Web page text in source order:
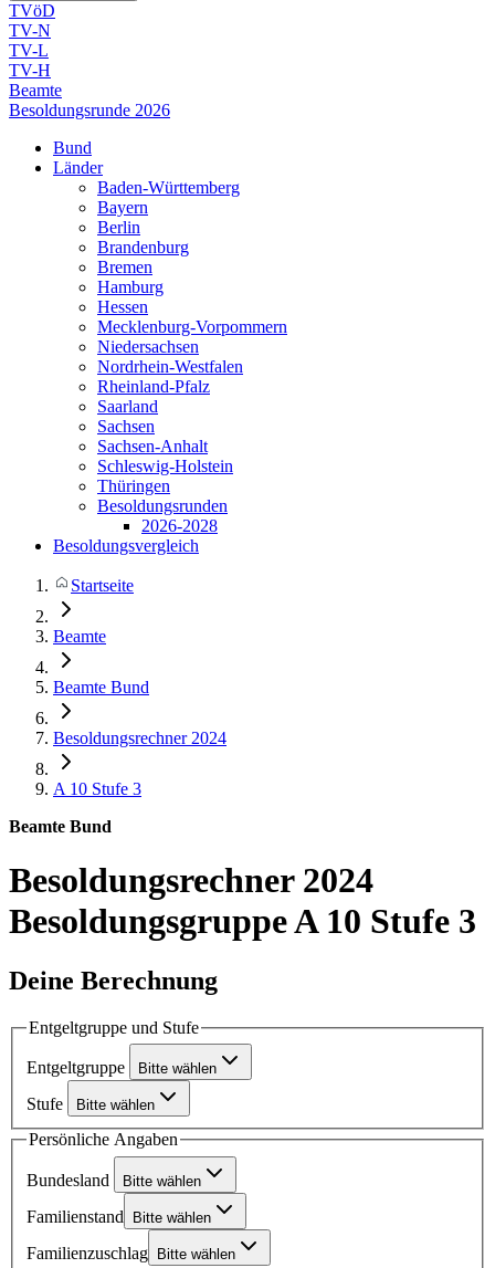
TVöD
TV-N
TV-L
TV-H
Beamte
Besoldungsrunde 2026
Bund
Länder
Baden-Württemberg
Bayern
Berlin
Brandenburg
Bremen
Hamburg
Hessen
Mecklenburg-Vorpommern
Niedersachsen
Nordrhein-Westfalen
Rheinland-Pfalz
Saarland
Sachsen
Sachsen-Anhalt
Schleswig-Holstein
Thüringen
Besoldungsrunden
2026-2028
Besoldungsvergleich
Startseite
Beamte
Beamte Bund
Besoldungsrechner 2024
A 10 Stufe 3
Beamte Bund
Besoldungsrechner 2024
Besoldungsgruppe A 10 Stufe 3
Deine Berechnung
Entgeltgruppe und Stufe
Entgeltgruppe Bitte wählen
Stufe Bitte wählen
Persönliche Angaben
Bundesland Bitte wählen
Familienstand Bitte wählen
Familienzuschlag Bitte wählen